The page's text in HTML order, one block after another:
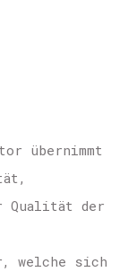
übernimmt
Qualität der
welche sich